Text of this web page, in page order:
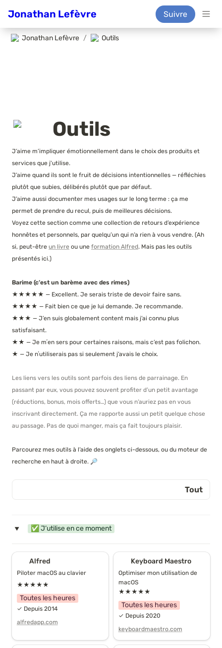
Jonathan Lefèvre Suivre
Jonathan Lefèvre / Outils
Outils
J’aime m’impliquer émotionnellement dans le choix des produits et
services que j'utilise.
J’aime quand ils sont le fruit de décisions intentionnelles — réfléchies
plutôt que subies, délibérés plutôt que par défaut.
J’aime aussi documenter mes usages sur le long terme : ça me
permet de prendre du recul, puis de meilleures décisions.
Voyez cette section comme une collection de retours d’expérience
honnêtes et personnels, par quelqu’un qui n’a rien à vous vendre. (Ah
si, peut-être un livre ou une formation Alfred. Mais pas les outils
présentés ici.)
Barime (c’est un barème avec des rimes)
★★★★★ — Excellent. Je serais triste de devoir faire sans.
★★★★ — Fait bien ce que je lui demande. Je recommande.
★★★ — J’en suis globalement content mais j’ai connu plus
satisfaisant.
★★ — Je mʼen sers pour certaines raisons, mais c’est pas folichon.
★ — Je nʼutiliserais pas si seulement j’avais le choix.
Les liens vers les outils sont parfois des liens de parrainage. En
passant par eux, vous pouvez souvent profiter d’un petit avantage
(réductions, bonus, mois offerts…) que vous n’auriez pas en vous
inscrivant directement. Ça me rapporte aussi un petit quelque chose
au passage. Pas de quoi manger, mais ça fait toujours plaisir.
Parcourez mes outils à l’aide des onglets ci-dessous, ou du moteur de
recherche en haut à droite. 🔎
Tout
Physique
Efficacité quotidienne
Communication
Argent
‣ ✅ J’utilise en ce moment
Alfred
Alfred
Piloter macOS au clavier
★★★★★
Toutes les heures
✓ Depuis 2014
alfredapp.com
Keyboard Maestro
Keyboard Maestro
Optimiser mon utilisation de
macOS
★★★★★
Toutes les heures
✓ Depuis 2020
keyboardmaestro.com